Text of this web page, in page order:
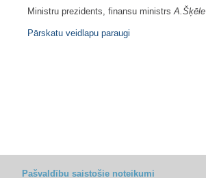
Ministru prezidents, finansu ministrsA.Šķēle
Pārskatu veidlapu paraugi
Pašvaldību saistošie noteikumi